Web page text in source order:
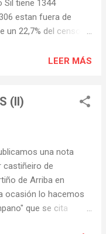
Sil tiene 1344
estan fuera de
un 22,7% del censo.
el extranjero de un
un 35,6 % de los
el 13% del
provincia' de
nacidos en Torbeo.
de La Voz
"El drama de la
del que EFE dijo: El
LEER MÁS
(II)
una nota
castiñeiro de
de Arriba en
ocasión lo hacemos
que se cita